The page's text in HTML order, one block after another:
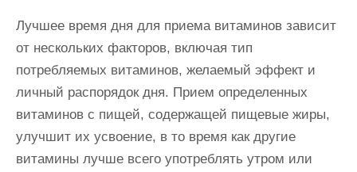
Лучшее время дня для приема витаминов зависит
от нескольких факторов, включая тип
потребляемых витаминов, желаемый эффект и
личный распорядок дня. Прием определенных
витаминов с пищей, содержащей пищевые жиры,
улучшит их усвоение, в то время как другие
витамины лучше всего употреблять утром или